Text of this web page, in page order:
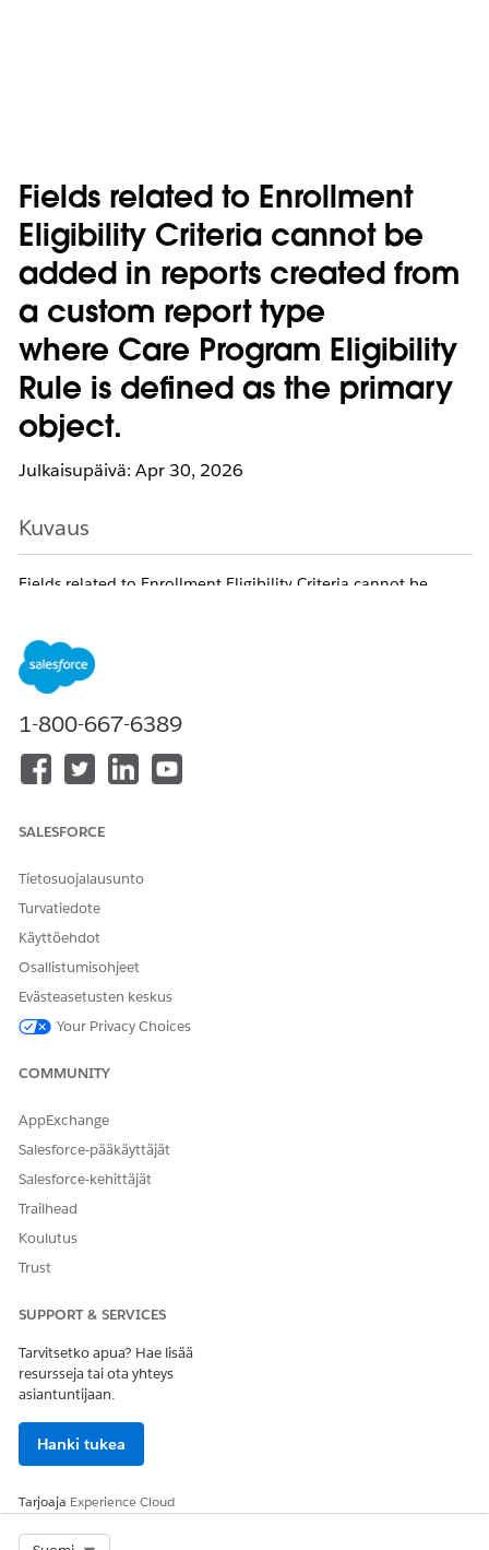
Fields related to Enrollment
Eligibility Criteria cannot be
added in reports created from
a custom report type
where Care Program Eligibility
Rule is defined as the primary
object.
Julkaisupäivä: Apr 30, 2026
Kuvaus
Fields related to Enrollment Eligibility Criteria cannot be
object. This behavior is a known Salesforce limitation.
Knowledge-artikkelin numero
005321486
RATKAISIKO TÄMÄ ARTIKKELI ONGELMASI?
1-800-667-6389
SALESFORCE
Tietosuojalausunto
Turvatiedote
Käyttöehdot
Osallistumisohjeet
Evästeasetusten keskus
Your Privacy Choices
COMMUNITY
AppExchange
Salesforce-pääkäyttäjät
Salesforce-kehittäjät
Trailhead
Koulutus
Trust
SUPPORT & SERVICES
Tarvitsetko apua? Hae lisää
resursseja tai ota yhteys
asiantuntijaan.
Hanki tukea
Tarjoaja Experience Cloud